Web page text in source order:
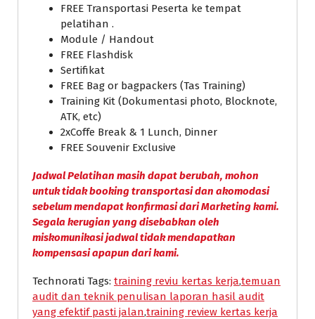
FREE Transportasi Peserta ke tempat
pelatihan .
Module / Handout
FREE Flashdisk
Sertifikat
FREE Bag or bagpackers (Tas Training)
Training Kit (Dokumentasi photo, Blocknote,
ATK, etc)
2xCoffe Break & 1 Lunch, Dinner
FREE Souvenir Exclusive
Jadwal Pelatihan masih dapat berubah, mohon
untuk tidak booking transportasi dan akomodasi
sebelum mendapat konfirmasi dari Marketing kami.
Segala kerugian yang disebabkan oleh
miskomunikasi jadwal tidak mendapatkan
kompensasi apapun dari kami.
Technorati Tags: training reviu kertas kerja,temuan
audit dan teknik penulisan laporan hasil audit
yang efektif pasti jalan,training review kertas kerja